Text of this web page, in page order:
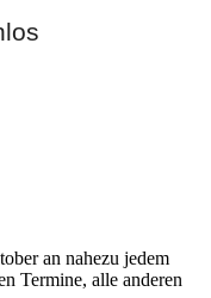
an nahezu jedem
Termine, alle anderen